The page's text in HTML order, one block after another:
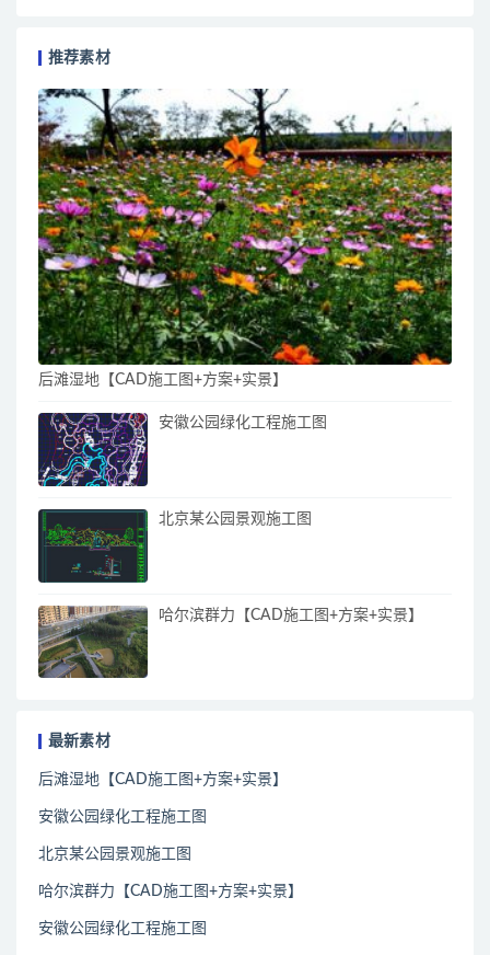
推荐素材
后滩湿地【CAD施工图+方案+实景】
安徽公园绿化工程施工图
北京某公园景观施工图
哈尔滨群力【CAD施工图+方案+实景】
最新素材
后滩湿地【CAD施工图+方案+实景】
安徽公园绿化工程施工图
北京某公园景观施工图
哈尔滨群力【CAD施工图+方案+实景】
安徽公园绿化工程施工图